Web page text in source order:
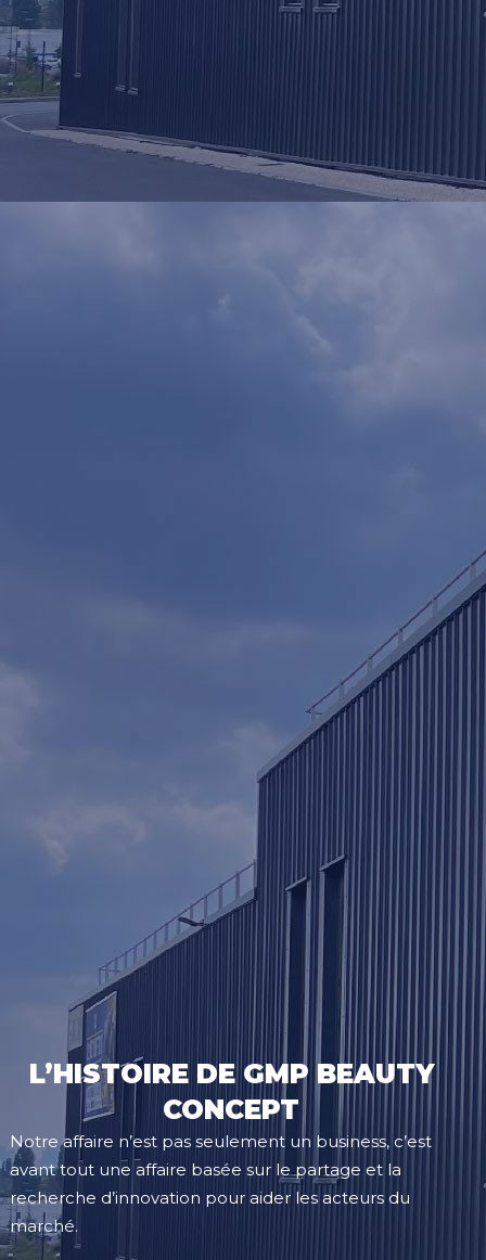
L’HISTOIRE DE GMP BEAUTY
CONCEPT
Notre affaire n’est pas seulement un business, c’est
avant tout une affaire basée sur le partage et la
recherche d’innovation pour aider les acteurs du
marché.